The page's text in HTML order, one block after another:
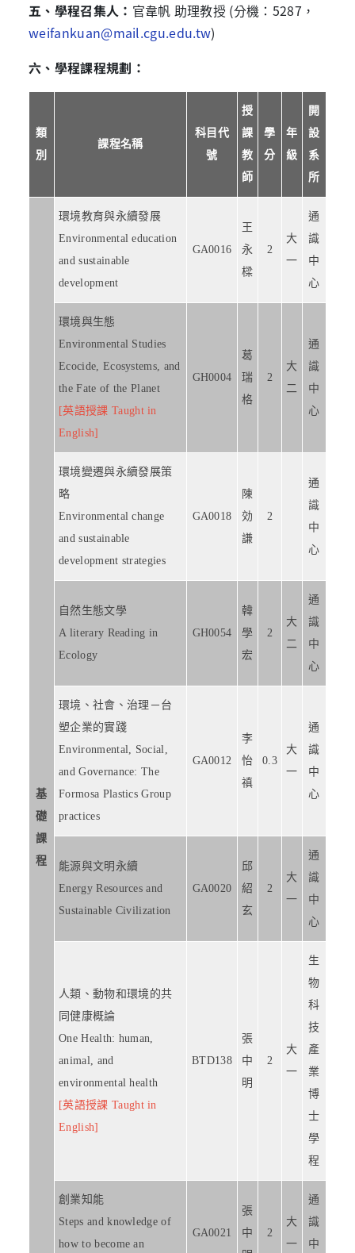
五、學程召集人： 官韋帆 助理教授 (分機：5287，
weifankuan@mail.cgu.edu.tw)
六、學程課程規劃：
類
別
課程名稱
科目代
號
授
課
教
師
學
分
年
級
開
設
系
所
基
礎
課
程
環境教育與永續發展
Environmental education
and sustainable
development
GA0016
王
永
樑
2
大
一
通
識
中
心
環境與生態
Environmental Studies
Ecocide, Ecosystems, and
the Fate of the Planet
[英語授課 Taught in
English]
GH0004
葛
瑞
格
2
大
二
通
識
中
心
環境變遷與永續發展策
略
Environmental change
and sustainable
development strategies
GA0018
陳
効
謙
2
通
識
中
心
自然生態文學
A literary Reading in
Ecology
GH0054
韓
學
宏
2
大
二
通
識
中
心
環境、社會、治理－台
塑企業的實踐
Environmental, Social,
and Governance: The
Formosa Plastics Group
practices
GA0012
李
怡
禛
0.3
大
一
通
識
中
心
能源與文明永續
Energy Resources and
Sustainable Civilization
GA0020
邱
紹
玄
2
大
一
通
識
中
心
人類、動物和環境的共
同健康概論
One Health: human,
animal, and
environmental health
[英語授課 Taught in
English]
BTD138
張
中
明
2
大
一
生
物
科
技
產
業
博
士
學
程
創業知能
Steps and knowledge of
how to become an
GA0021
張
中
2
大
一
通
識
中